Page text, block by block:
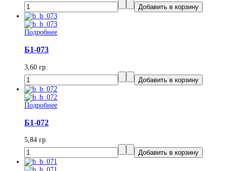
Подробнее
Б1-073
3,60 гр.
Подробнее
Б1-072
5,84 гр.